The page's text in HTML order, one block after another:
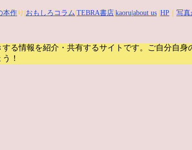
本作り| おもしろコラム TEBRA書店 kaoru |about us HP 写真
る情報を紹介・共有するサイトです。
ご自分自身
！